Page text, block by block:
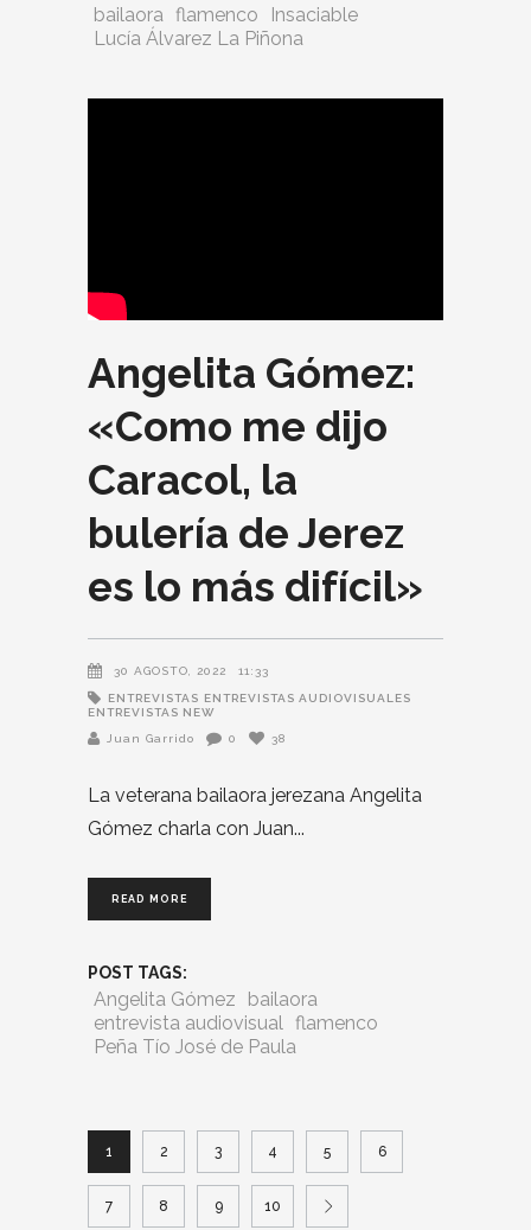
bailaora flamenco
Insaciable
Lucía Álvarez La Piñona
Angelita Gómez:
«Como me dijo
Caracol, la
bulería de Jerez
es lo más difícil»
30 AGOSTO, 2022 11:33
ENTREVISTAS
ENTREVISTAS AUDIOVISUALES
ENTREVISTAS NEW
Juan Garrido
0 38
La veterana bailaora jerezana Angelita
Gómez charla con Juan
READ MORE
POST TAGS:
Angelita Gómez
bailaora
entrevista audiovisual flamenco
Peña Tío José de Paula
1 2 3 4 5 6
7 8 9 10